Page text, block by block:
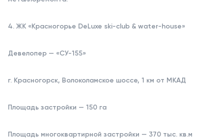
4. ЖК «Красногорье DeLuxe ski-club & water-house»
Девелопер — «СУ-155»
г. Красногорск, Волоколамское шоссе, 1 км от МКАД
Площадь застройки — 150 га
Площадь многоквартирной застройки — 370 тыс. кв.м